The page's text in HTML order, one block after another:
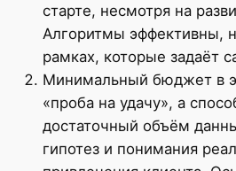
старте, несмотря на
Алгоритмы эффективны,
рамках, которые задаёт
Минимальный бюджет в
«проба на удачу», а
достаточный объём
гипотез и понимания